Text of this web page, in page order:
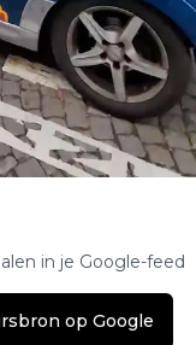
in je Google-feed
op Google